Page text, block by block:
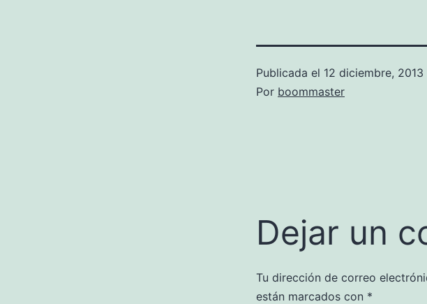
Publicada el 12 diciembre, 2013
Por boommaster
Dejar un
Tu dirección de correo
están marcados con *